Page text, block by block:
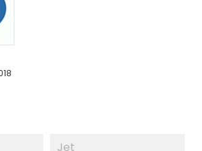
Jet